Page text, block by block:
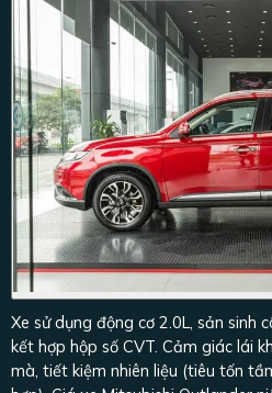
Xe sử dụng động cơ 2.0L, sản sinh
kết hợp hộp số CVT. Cảm giác lái
mà, tiết kiệm nhiên liệu (tiêu tốn